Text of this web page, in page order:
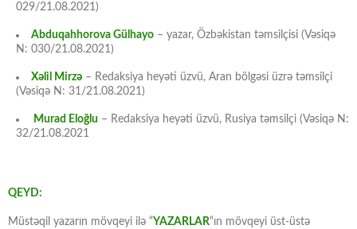
029/21.08.2021)
Abduqahhorova Gülhayo – yazar, Özbəkistan təmsilçisi (Vəsiqə
N: 030/21.08.2021)
Xəlil Mirzə – Redaksiya heyəti üzvü, Aran bölgəsi üzrə təmsilçi
(Vəsiqə N: 31/21.08.2021)
Murad Eloğlu – Redaksiya heyəti üzvü, Rusiya təmsilçi (Vəsiqə N:
32/21.08.2021
QEYD:
Müstəqil yazarın mövqeyi ilə “YAZARLAR“ın mövqeyi üst-üstə